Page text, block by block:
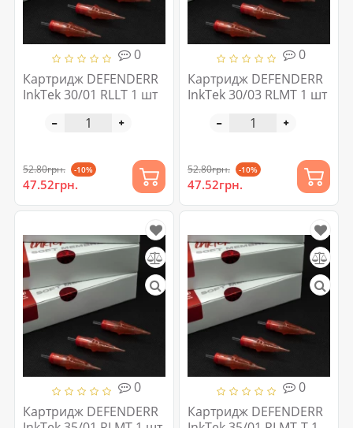
0
Картридж DEFENDERR
InkTek 30/01 RLLT 1 шт
52.80грн. -10%
47.52грн.
0
Картридж DEFENDERR
InkTek 30/03 RLMT 1 шт
52.80грн. -10%
47.52грн.
0
Картридж DEFENDERR
0
Картридж DEFENDERR